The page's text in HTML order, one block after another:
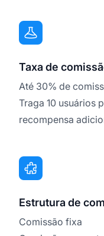
Taxa de
Até 30% de
Traga 10 usuários
recompensa
Estrutura de
Comissão fixa